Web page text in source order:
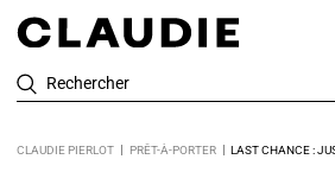
Rechercher
CLAUDIE PIERLOT PRÊT-À-PORTER LAST CHANCE :